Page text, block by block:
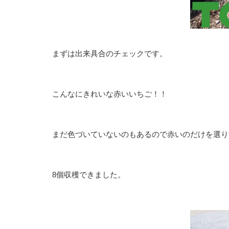
まずは出来具合のチェックです。
こんなにきれいな赤いいちご！！
まだ色づいていないのもあるので赤いのだけを選
8個収穫できました。